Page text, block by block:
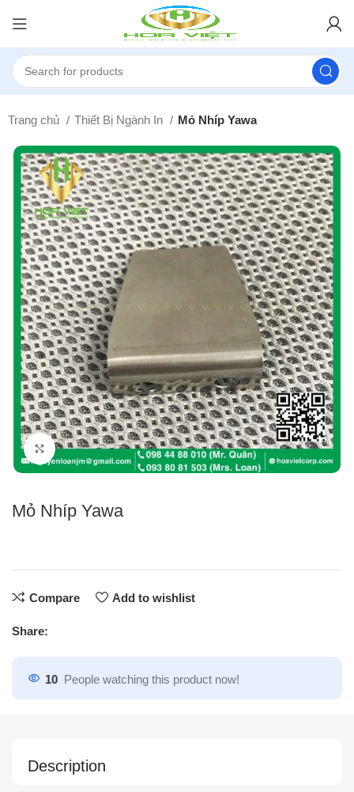
Trang chủ Thiết Bị Ngành In Mỏ Nhíp Yawa
Click to enlarge
Mỏ Nhíp Yawa
Compare Add to wishlist
Share:
10 People watching this product now!
Description